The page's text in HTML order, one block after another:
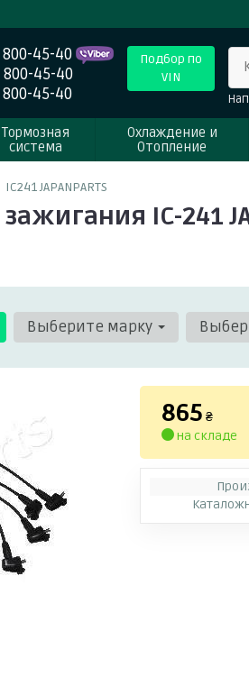
800-45-40
800-45-40
800-45-40
Подбор по
VIN
Тормозная
система
Охлаждение и
Отопление
IC241 JAPANPARTS
IC-241
Выберите марку
865 ₴
на складе